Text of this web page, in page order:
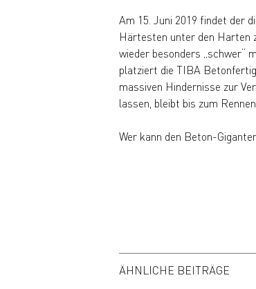
Am 15. Juni 2019 findet der
Härtesten unter den Harten
wieder besonders „schwer“
platziert die TIBA
massiven Hindernisse zur
lassen, bleibt bis zum Rennen
Wer kann den Beton-
ÄHNLICHE BEITRÄGE